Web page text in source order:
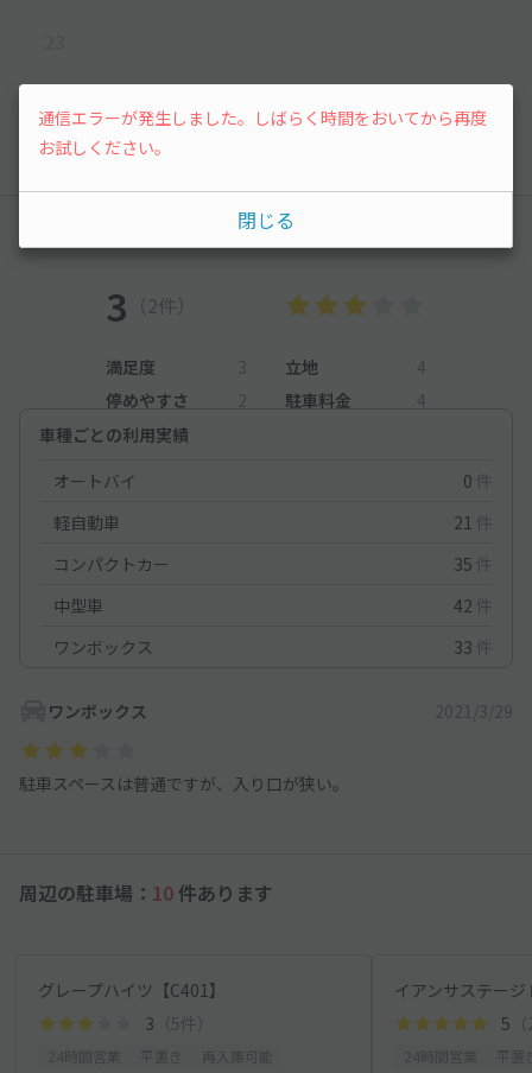
3 （2件）
満足度 3 立地
4
停めやすさ
2 駐車料金
4
車種ごとの利用実績
オートバイ
0 件
軽自動車
21 件
コンパクトカー
35 件
中型車
42 件
ワンボックス
33 件
ワンボックス 2021/3/29
駐車スペースは普通ですが、入り口が狭い。
周辺の駐車場： 10 件あります
グレープハイツ【C401】
3 （5件）
イアンサステー
5
通信エラーが発生しました。しばらく時間をおいてから再度
お試しください。
閉じる